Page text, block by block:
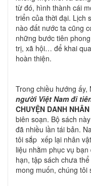
từ đó, hình thành cái
triển của thời đại. Lịch
nào đất nước ta cũng
những bước tiên
trị, xã hội… để khai
hoàn thiện.
Trong chiều hướng ấy,
người Việt Nam đi
CHUYỆN DANH
biên soạn. Bộ sách
đã nhiều lần tái bản.
tôi sắp xếp lại nhân
liệu nhằm phục vụ
hạn, tập sách chưa
mong muốn, chúng tôi